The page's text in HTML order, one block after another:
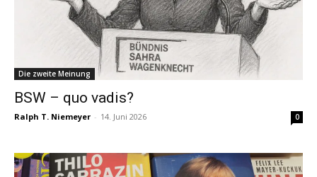
Die zweite Meinung
BSW – quo vadis?
Ralph T. Niemeyer - 14. Juni 2026 0